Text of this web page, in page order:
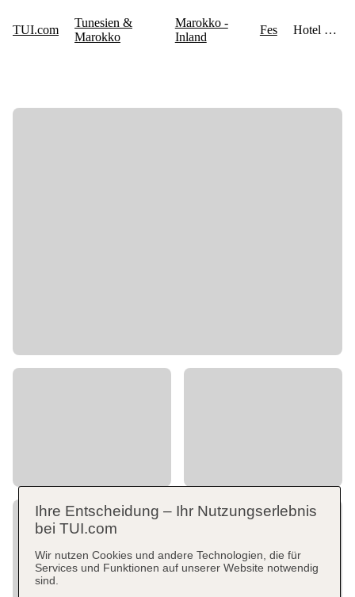
Ihre Entscheidung – Ihr Nutzungserlebnis
bei TUI.com
Wir nutzen Cookies und andere Technologien, die für
Services und Funktionen auf unserer Website notwendig
sind.